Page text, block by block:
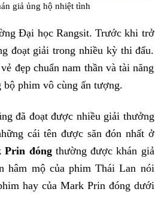
giả ủng hộ nhiệt tình
Đại học Rangsit. Trước khi trở
đoạt giải trong nhiều kỳ thi đấu.
đẹp chuẩn nam thần và tài năng
phim vô cùng ấn tượng.
đã đoạt được nhiều giải thưởng
cái tên được săn đón nhất ở
Prin đóngthường được khán giả
hâm mộ của phim Thái Lan nói
hay của Mark Prin đóng dưới